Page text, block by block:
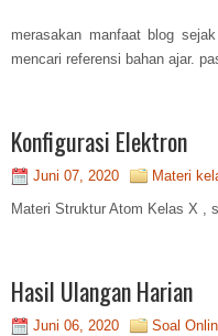
merasakan manfaat blog
mencari referensi bahan ajar.
Konfigurasi Elektron
Juni 07, 2020 Materi
Materi Struktur Atom Kelas X ,
Hasil Ulangan Harian
Juni 06, 2020 Soal